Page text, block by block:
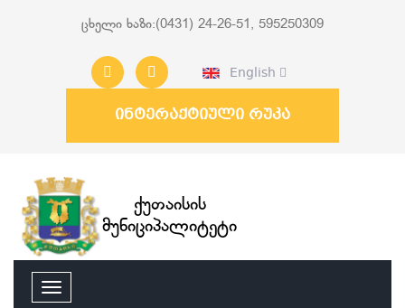
ცხელი ხაზი:(0431) 24-26-51, 595250309
English
ინტერაქტიული რუკა
ქუთაისის
მუნიციპალიტეტი